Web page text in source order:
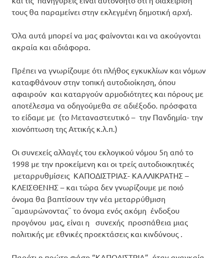
τους θα παραμείνει στην εκλεγμένη δημοτική αρχή.
Όλα αυτά μπορεί να μας φαίνονται και να ακούγονται
ακραία και αδιάφορα.
Πρέπει να γνωρίζουμε ότι πλήθος εγκυκλίων και νόμων
καταφθάνουν στην τοπική αυτοδιοίκηση, όπου
αφαιρούν και καταργούν αρμοδιότητες και πόρους με
αποτέλεσμα να οδηγούμεθα σε αδιέξοδο. πρόσφατα
το είδαμε με (το Μεταναστευτικό – την Πανδημία- την
χιονόπτωση της Αττικής κ.λ.π.)
Οι συνεχείς αλλαγές του εκλογικού νόμου 5η από το
1998 με την προκείμενη και οι τρείς αυτοδιοικητικές
μεταρρυθμίσεις ΚΑΠΟΔΙΣΤΡΙΑΣ- ΚΑΛΛΙΚΡΑΤΗΣ –
ΚΛΕΙΣΘΕΝΗΣ – και τώρα δεν γνωρίζουμε με ποιό
όνομα θα βαπτίσουν την νέα μεταρρύθμιση
¨αμαυρώνοντας¨ το όνομα ενός ακόμη ένδοξου
προγόνου μας, είναι η συνεχής προσπάθεια μιας
πολιτικής με εθνικές προεκτάσεις και κινδύνους .